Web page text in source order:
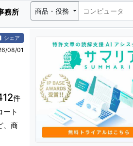
務所 商品・役務
シェア
08/01
件
ート
、商